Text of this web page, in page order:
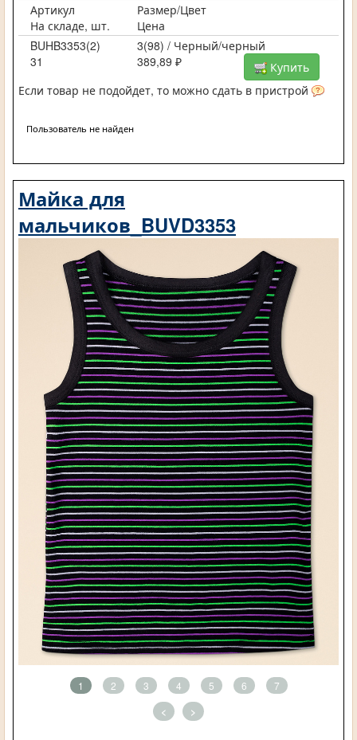
Артикул
Размер/Цвет
На складе, шт.
Цена
BUHB3353(2)
3(98) / Черный/черный
31
389,89 ₽
Купить
Если товар не подойдет, то можно сдать в пристрой
Пользователь не найден
Майка для
мальчиков_BUVD3353
1 2 3 4 5 6 7
< >